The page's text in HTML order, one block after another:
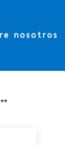
nosotros
**